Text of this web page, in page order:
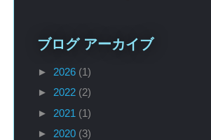
ブログ アーカイブ
► 2026 (1)
► 2022 (2)
► 2021 (1)
► 2020 (3)